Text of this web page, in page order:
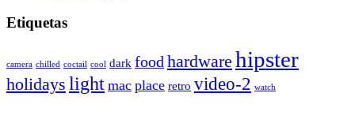
Etiquetas
camera chilled coctail cool dark food hardware hipster
holidays light mac place retro video-2 watch